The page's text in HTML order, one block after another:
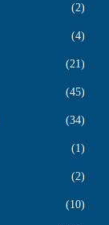
2
4
21
45
34
1
2
10